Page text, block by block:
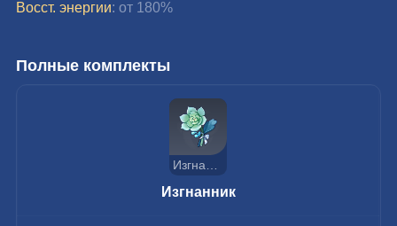
Восст. энергии: от 180%
Полные комплекты
Изгнанник